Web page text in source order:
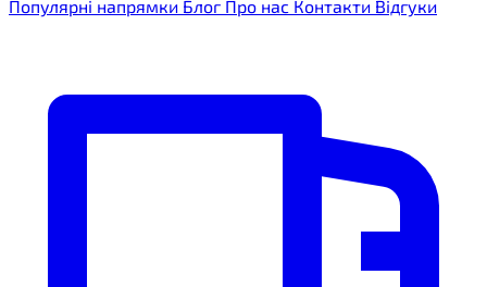
Популярні напрямки Блог Про нас Контакти Відгуки